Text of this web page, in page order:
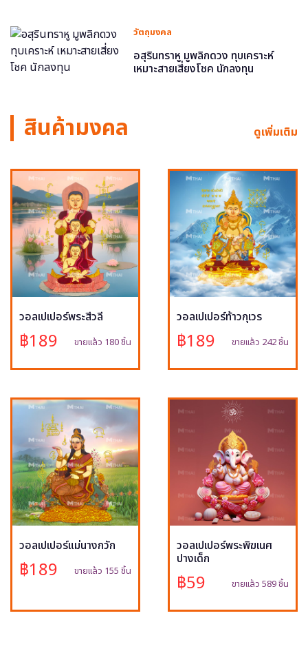
วัตถุมงคล
อสุรินทราหู มูพลิกดวง ทุบเคราะห์
เหมาะสายเสี่ยงโชค นักลงทุน
สินค้ามงคล ดูเพิ่มเติม
วอลเปเปอร์พระสีวลี
฿189 ขายแล้ว 180 ชิ้น
วอลเปเปอร์ท้าวกุเวร
฿189 ขายแล้ว 242 ชิ้น
วอลเปเปอร์แม่นางกวัก
฿189 ขายแล้ว 155 ชิ้น
วอลเปเปอร์พระพิฆเนศ
ปางเด็ก
฿59 ขายแล้ว 589 ชิ้น